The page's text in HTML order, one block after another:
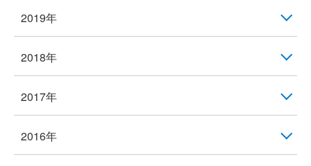
2019年
2018年
2017年
2016年